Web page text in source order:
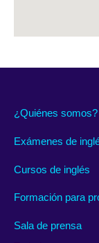
¿Quiénes somos?
Exámenes de
Cursos de inglés
Formación para
Sala de prensa